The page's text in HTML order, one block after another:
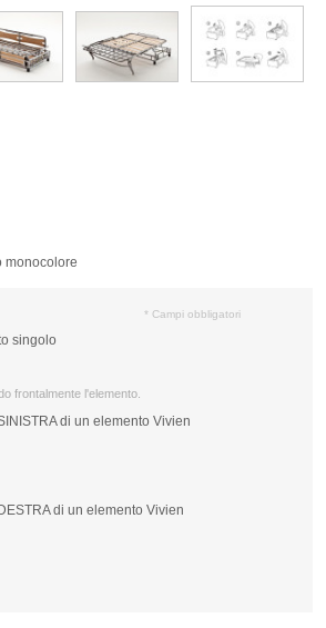
monocolore
singolo
frontalmente l'elemento.
di un elemento Vivien
di un elemento Vivien
* Campi obbligatori